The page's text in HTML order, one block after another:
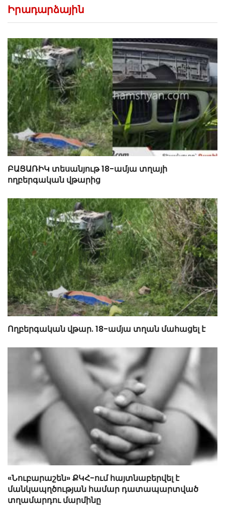
Իրադարձային
ԲԱՑԱՌԻԿ տեսանյութ 18-ամյա տղայի
ողբերգական վթարից
Ողբերգական վթար. 18-ամյա տղան մահացել է
«Նուբարաշեն» ՔԿՀ-ում հայտնաբերվել է
մանկապղծության համար դատապարտված
տղամարդու մարմինը